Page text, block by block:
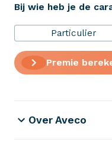
Bij wie heb je de
Particulier
Premie
Verzekeringen
Over Aveco